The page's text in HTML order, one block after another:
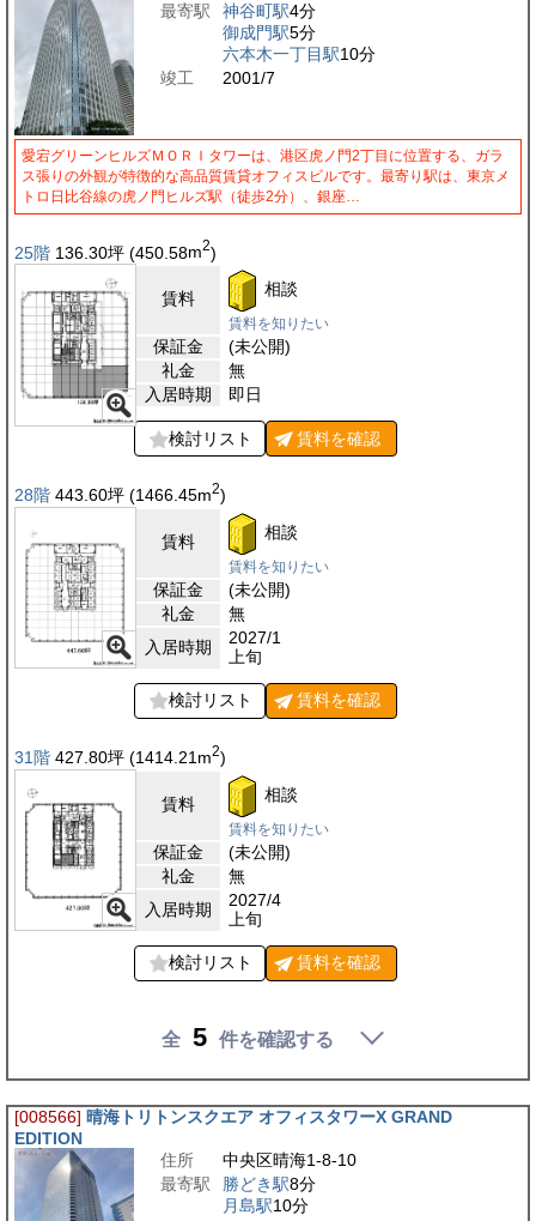
最寄駅
神谷町駅4分
御成門駅5分
六本木一丁目駅10分
竣工
2001/7
愛宕グリーンヒルズＭＯＲＩタワーは、港区虎ノ門2丁目に位置する、ガラ
ス張りの外観が特徴的な高品質賃貸オフィスビルです。最寄り駅は、東京メ
トロ日比谷線の虎ノ門ヒルズ駅（徒歩2分）、銀座…
25階 136.30坪 (450.58m2)
賃料 相談
賃料を知りたい
保証金
(未公開)
礼金
無
入居時期
即日
検討リスト 賃料を確認
28階 443.60坪 (1466.45m2)
賃料 相談
賃料を知りたい
保証金
(未公開)
礼金
無
入居時期
2027/1
上旬
検討リスト 賃料を確認
31階 427.80坪 (1414.21 m2)
賃料 相談
賃料を知りたい
保証金
(未公開)
礼金
無
入居時期
2027/4
上旬
検討リスト 賃料を確認
全 5 件を確認する
[008566] 晴海トリトンスクエア オフィスタワーX GRAND
EDITION
住所
中央区晴海1-8-10
最寄駅
勝どき駅8分
月島駅10分